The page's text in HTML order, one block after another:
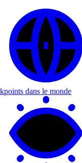
dans le monde